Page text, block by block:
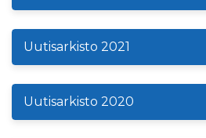
Uutisarkisto 2021
Uutisarkisto 2020